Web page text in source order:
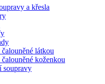
a křesla
látkou
koženkou
soupravy